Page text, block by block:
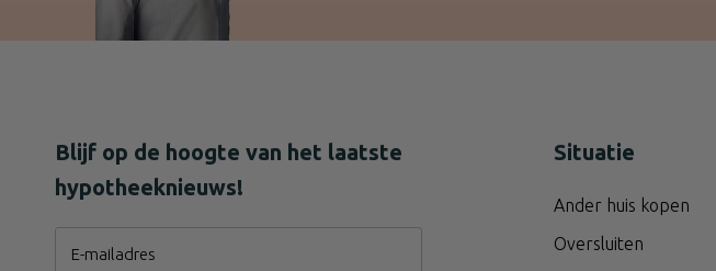
Blijf op de hoogte van het laatste
hypotheeknieuws!
E-mailadres
Situatie
Ander huis kopen
Oversluiten